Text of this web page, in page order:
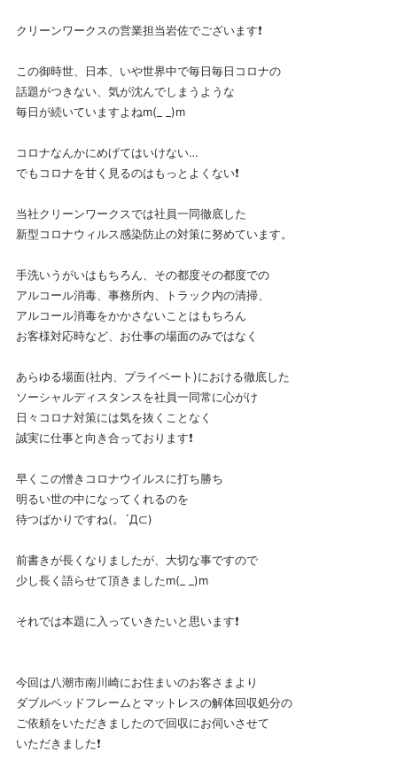
クリーンワークスの営業担当岩佐でございます❗
この御時世、日本、いや世界中で毎日毎日コロナの
話題がつきない、気が沈んでしまうような
毎日が続いていますよねm(_ _)m
コロナなんかにめげてはいけない…
でもコロナを甘く見るのはもっとよくない❗
当社クリーンワークスでは社員一同徹底した
新型コロナウィルス感染防止の対策に努めています。
手洗いうがいはもちろん、その都度その都度での
アルコール消毒、事務所内、トラック内の清掃、
アルコール消毒をかかさないことはもちろん
お客様対応時など、お仕事の場面のみではなく
あらゆる場面(社内、プライベート)における徹底した
ソーシャルディスタンスを社員一同常に心がけ
日々コロナ対策には気を抜くことなく
誠実に仕事と向き合っております❗
早くこの憎きコロナウイルスに打ち勝ち
明るい世の中になってくれるのを
待つばかりですね(。´Д⊂)
前書きが長くなりましたが、大切な事ですので
少し長く語らせて頂きましたm(_ _)m
それでは本題に入っていきたいと思います❗
今回は八潮市南川崎にお住まいのお客さまより
ダブルベッドフレームとマットレスの解体回収処分の
ご依頼をいただきましたので回収にお伺いさせて
いただきました❗